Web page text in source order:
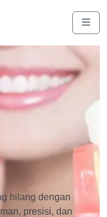
hilang dengan
presisi, dan